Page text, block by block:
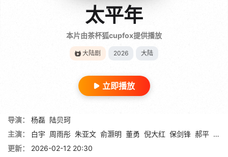
太平年
本片由茶杯狐cupfox提供播放
大陆剧 2026 大陆
立即播放
导演： 杨磊 陆贝珂
主演：
白宇 周雨彤 朱亚文 俞灏明 董勇 倪大红 保剑锋 郝平 蒋恺
更新：
2026-02-12 20:30